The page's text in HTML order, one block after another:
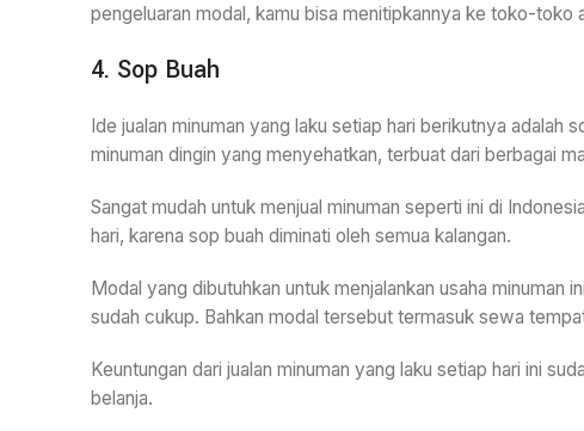
pengeluaran modal, kamu bisa menitipkannya ke toko-toko
4. Sop Buah
Ide jualan minuman yang laku setiap hari berikutnya adalah
minuman dingin yang menyehatkan, terbuat dari berbagai
Sangat mudah untuk menjual minuman seperti ini di
hari, karena sop buah diminati oleh semua kalangan.
Modal yang dibutuhkan untuk menjalankan usaha minuman
sudah cukup. Bahkan modal tersebut termasuk sewa
Keuntungan dari jualan minuman yang laku setiap hari ini
belanja.